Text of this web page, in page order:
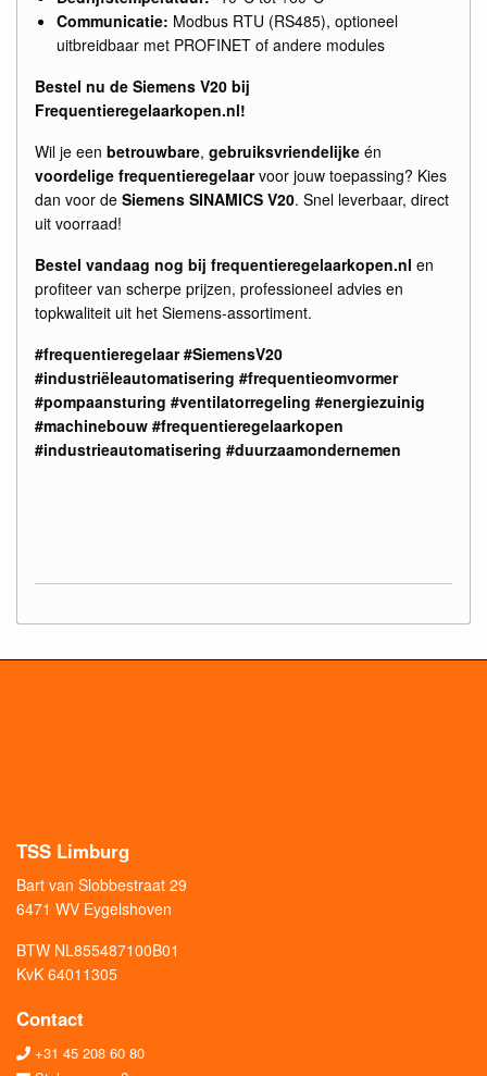
Communicatie: Modbus RTU (RS485), optioneel
uitbreidbaar met PROFINET of andere modules
Bestel nu de Siemens V20 bij
Frequentieregelaarkopen.nl!
Wil je een betrouwbare, gebruiksvriendelijke én
voordelige frequentieregelaarvoor jouw toepassing? Kies
dan voor de Siemens SINAMICS V20. Snel leverbaar, direct
uit voorraad!
Bestel vandaag nog bij frequentieregelaarkopen.nl en
profiteer van scherpe prijzen, professioneel advies en
topkwaliteit uit het Siemens-assortiment.
#frequentieregelaar #SiemensV20
#industriëleautomatisering #frequentieomvormer
#pompaansturing #ventilatorregeling #energiezuinig
#machinebouw #frequentieregelaarkopen
#industrieautomatisering #duurzaamondernemen
TSS Limburg
Bart van Slobbestraat 29
6471 WV Eygelshoven
BTW NL855487100B01
KvK 64011305
Contact
+31 45 208 60 80